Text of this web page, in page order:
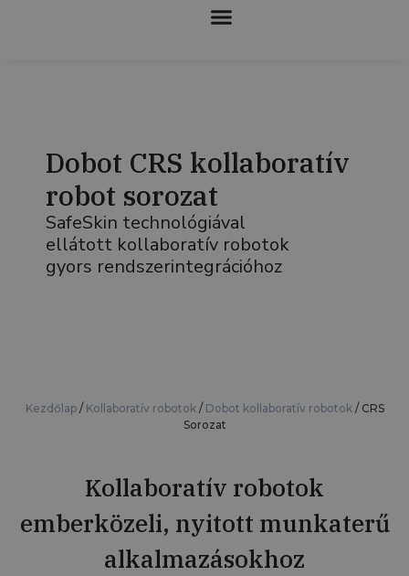
Dobot CRS kollaboratív
robot sorozat
SafeSkin technológiával
ellátott kollaboratív robotok
gyors rendszerintegrációhoz
Kezdőlap/ Kollaboratív robotok/ Dobot kollaboratív robotok/ CRS
Sorozat
Kollaboratív robotok
emberközeli, nyitott munkaterű
alkalmazásokhoz